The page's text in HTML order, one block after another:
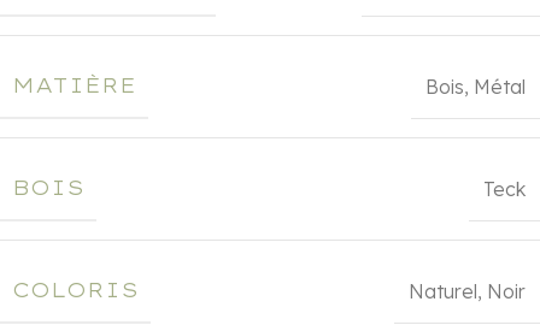
MATIÈRE Bois, Métal
BOIS Teck
COLORIS Naturel, Noir